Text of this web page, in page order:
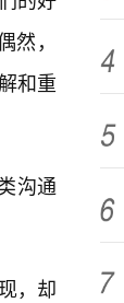
，
和重
沟通
，却